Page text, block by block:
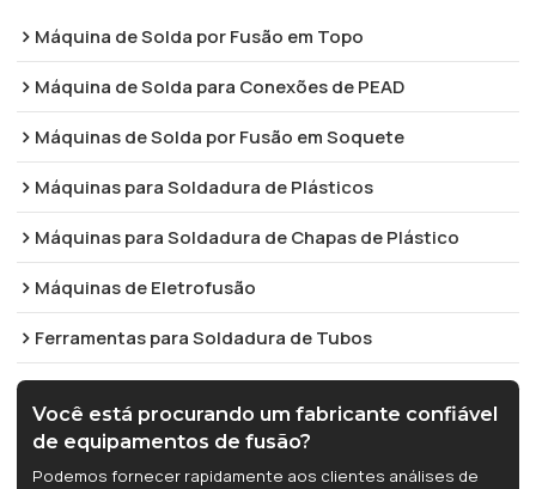
Máquina de Solda por Fusão em Topo
Máquina de Solda para Conexões de PEAD
Máquinas de Solda por Fusão em Soquete
Máquinas para Soldadura de Plásticos
Máquinas para Soldadura de Chapas de Plástico
Máquinas de Eletrofusão
Ferramentas para Soldadura de Tubos
Você está procurando um fabricante confiável
de equipamentos de fusão?
Podemos fornecer rapidamente aos clientes análises de